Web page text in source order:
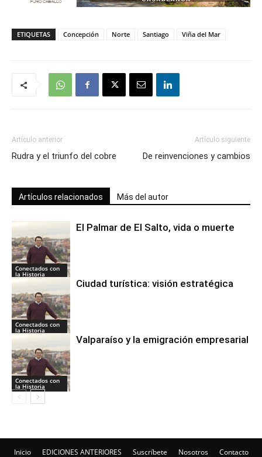
ETIQUETAS Concepción Norte Santiago Viña del Mar
Artículo anterior
Rudra y el triunfo del cobre
Artículo siguiente
De reinvenciones y cambios
Artículos relacionados Más del autor
Conectados con
la Historia
El Palmar de El Salto, vida o muerte
Conectados con
la Historia
Ciudad turística: visión estratégica
Conectados con
la Historia
Valparaíso y la emigración empresarial
Inicio EDICIONES ANTERIORES Suscríbete Nosotros Contacto